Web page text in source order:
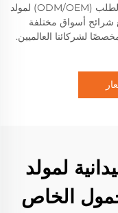
شديدة الحرارة. وتتيح خدمة التخصيص حسب الطلب (ODM/OEM) لمولد
شرائح أسواق مختلفة
لشركائنا العالميين.
لمولد
الخاص